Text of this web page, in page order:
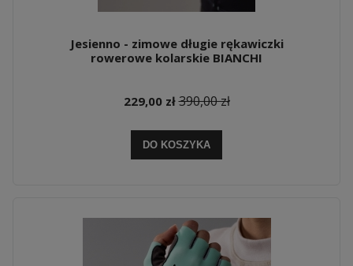
Jesienno - zimowe długie rękawiczki
rowerowe kolarskie BIANCHI
229,00 zł 390,00 zł
DO KOSZYKA